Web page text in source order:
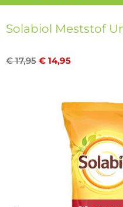
Solabiol Meststof
€17,95 € 14,95